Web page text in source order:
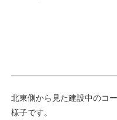
北東側から見た建設中のコ
様子です。